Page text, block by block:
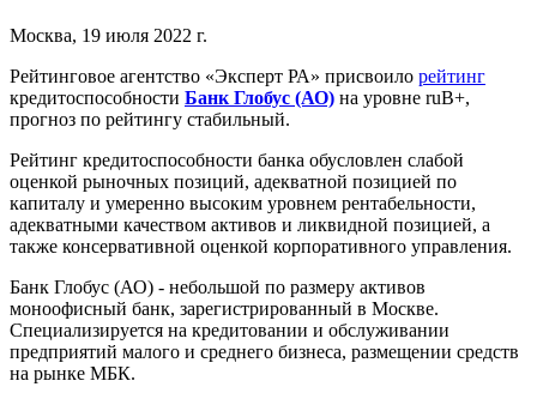
Москва, 19 июля 2022 г.
Рейтинговое агентство «Эксперт РА» присвоило рейтинг
кредитоспособности Банк Глобус (АО) на уровне ruB+,
прогноз по рейтингу стабильный.
Рейтинг кредитоспособности банка обусловлен слабой
оценкой рыночных позиций, адекватной позицией по
капиталу и умеренно высоким уровнем рентабельности,
адекватными качеством активов и ликвидной позицией, а
также консервативной оценкой корпоративного управления.
Банк Глобус (АО) - небольшой по размеру активов
моноофисный банк, зарегистрированный в Москве.
Специализируется на кредитовании и обслуживании
предприятий малого и среднего бизнеса, размещении средств
на рынке МБК.